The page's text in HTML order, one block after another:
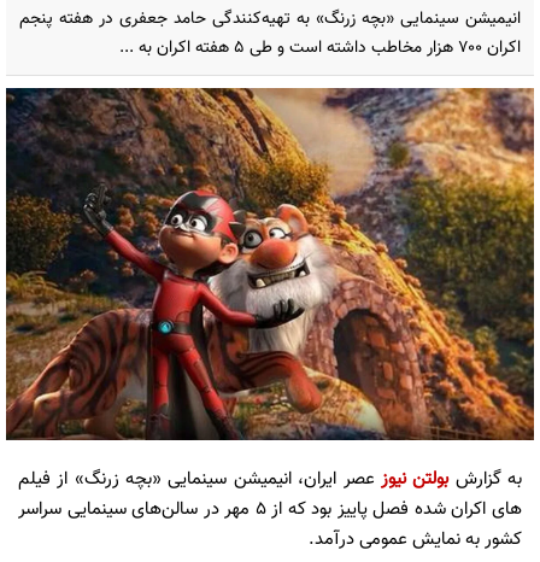
انیمیشن سینمایی «بچه زرنگ» به تهیه‌کنندگی حامد جعفری در هفته پنجم
اکران ۷۰۰ هزار مخاطب داشته است و طی ۵ هفته اکران به ...
به گزارشبولتن نیوز عصر ایران، انیمیشن سینمایی «بچه زرنگ» از فیلم
های اکران شده فصل پاییز بود که از ۵ مهر در سالن‌های سینمایی سراسر
کشور به نمایش عمومی درآمد.